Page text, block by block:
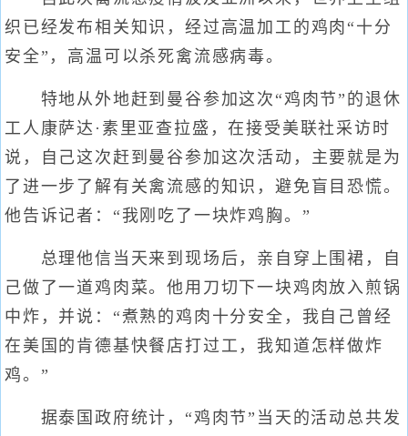
织已经发布相关知识，经过高温加工的鸡肉“十分
安全”，高温可以杀死禽流感病毒。
特地从外地赶到曼谷参加这次“鸡肉节”的退休
工人康萨达·素里亚查拉盛，在接受美联社采访时
说，自己这次赶到曼谷参加这次活动，主要就是为
了进一步了解有关禽流感的知识，避免盲目恐慌。
他告诉记者：“我刚吃了一块炸鸡胸。”
总理他信当天来到现场后，亲自穿上围裙，自
己做了一道鸡肉菜。他用刀切下一块鸡肉放入煎锅
中炸，并说：“煮熟的鸡肉十分安全，我自己曾经
在美国的肯德基快餐店打过工，我知道怎样做炸
鸡。”
据泰国政府统计，“鸡肉节”当天的活动总共发